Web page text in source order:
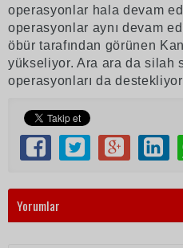
operasyonlar hala devam
operasyonlar aynı devam
öbür tarafından görünen
yükseliyor. Ara ara da silah
operasyonları da
Yorumlar